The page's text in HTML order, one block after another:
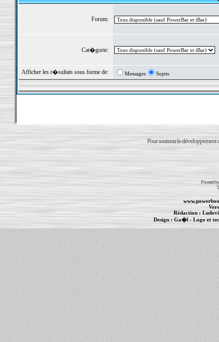
Forum:
Cat�gorie:
Afficher les r�sultats sous forme de: Messages Sujets
Pour soutenir le développement
Powered
Rédaction :
Design : Ga�l- Logo et